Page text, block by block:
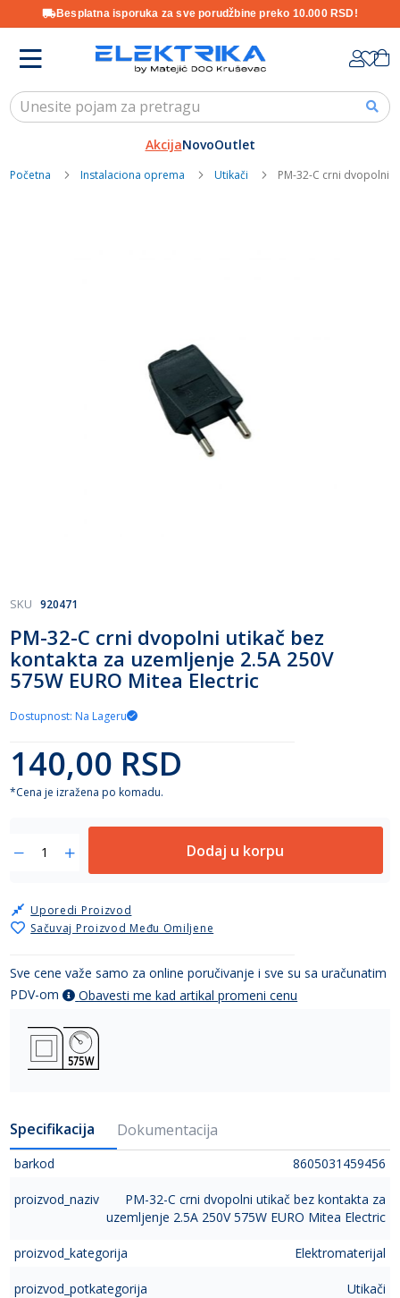
Besplatna isporuka za sve porudžbine preko 10.000 RSD!
Content
AkcijaNovoOutlet
Početna Instalaciona oprema Utikači PM-32-C crni dvopolni
Skip
the
beginning
of
the
images
gallery
PM-32-C crni dvopolni utikač bez
kontakta za uzemljenje 2.5A 250V
575W EURO Mitea Electric
SKU 920471
Dostupnost: Na Lageru
140,00 RSD
*Cena je izražena po komadu.
Dodaj u korpu
Sačuvaj Proizvod Među Omiljene
Uporedi Proizvod
Sve cene važe samo za online poručivanje i sve su sa uračunatim
PDV-om
Obavesti me kad artikal promeni cenu
Specifikacija Dokumentacija
barkod 8605031459456
proizvod_naziv
PM-32-C crni dvopolni utikač bez kontakta za
uzemljenje 2.5A 250V 575W EURO Mitea Electric
proizvod_kategorija Elektromaterijal
proizvod_potkategorija Utikači